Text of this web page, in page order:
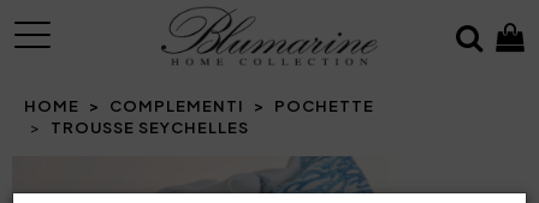
MENU
HOME COMPLEMENTI
POCHETTE
TROUSSE SEYCHELLES